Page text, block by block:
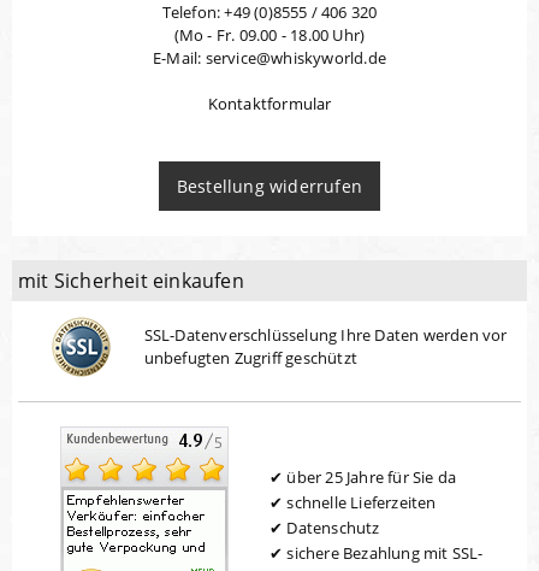
Telefon: +49 (0)8555 / 406 320
(Mo - Fr. 09.00 - 18.00 Uhr)
E-Mail: service@whiskyworld.de
Kontaktformular
Bestellung widerrufen
mit Sicherheit einkaufen
SSL-Datenverschlüsselung Ihre Daten werden vor
unbefugten Zugriff geschützt
über 25 Jahre für Sie da
schnelle Lieferzeiten
Datenschutz
sichere Bezahlung mit SSL-